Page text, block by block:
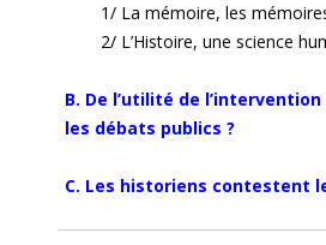
1/ La mémoire, les
2/ L’Histoire, une science
B. De l’utilité de
les débats publics ?
C. Les historiens contestent